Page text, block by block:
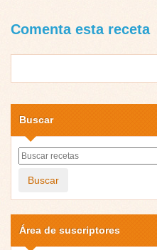
Comenta esta receta
Buscar
Buscar
Área de suscriptores